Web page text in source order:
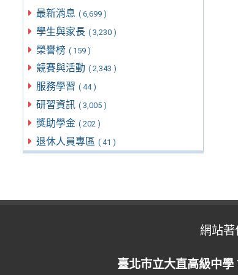
最新消息 ( 6,699 )
學生與家長 ( 3,230 )
榮譽榜 ( 159 )
競賽與活動 ( 2,343 )
服務學習 ( 44 )
研習資訊 ( 3,005 )
獎助學金 ( 202 )
退休人員專區 ( 41 )
網站著
臺北市立大直高級中學